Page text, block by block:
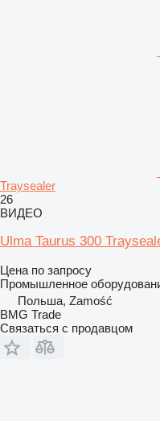
Traysealer
26
ВИДЕО
Ulma Taurus 300
Цена по запросу
Промышленное
Польша, Zamość
BMG Trade
Связаться с продавцом